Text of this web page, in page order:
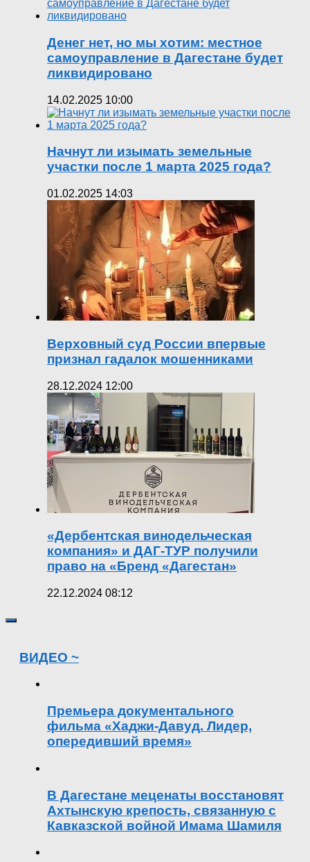
Денег нет, но мы хотим: местное
самоуправление в Дагестане будет
ликвидировано
14.02.2025 10:00
Начнут ли изымать земельные
участки после 1 марта 2025 года?
01.02.2025 14:03
Верховный суд России впервые
признал гадалок мошенниками
28.12.2024 12:00
«Дербентская винодельческая
компания» и ДАГ-ТУР получили
право на «Бренд «Дагестан»
22.12.2024 08:12
ВИДЕО ~
Премьера документального
фильма «Хаджи-Давуд. Лидер,
опередивший время»
В Дагестане меценаты восстановят
Ахтынскую крепость, связанную с
Кавказской войной Имама Шамиля